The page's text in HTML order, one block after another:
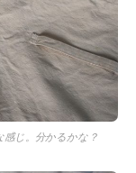
じ。分かるかな？